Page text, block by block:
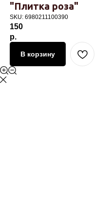
"Плитка роза"
SKU: 6980211100390
150
р.
В корзину